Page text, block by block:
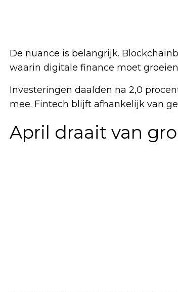
De nuance is belangrijk.
waarin digitale finance moet
Investeringen daalden na 2,0
mee. Fintech blijft afhankelijk van
April draait van